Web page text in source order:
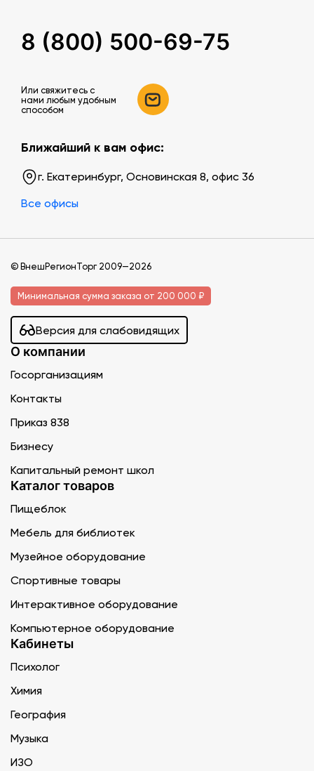
8 (800) 500-69-75
Или свяжитесь c
нами любым удобным
способом
Ближайший к вам офис:
г. Екатеринбург, Основинская 8, офис 36
Все офисы
© ВнешРегионТорг 2009—2026
Минимальная сумма заказа от 200 000 ₽
Версия для слабовидящих
О компании
Госорганизациям
Контакты
Приказ 838
Бизнесу
Капитальный ремонт школ
Каталог товаров
Пищеблок
Мебель для библиотек
Музейное оборудование
Спортивные товары
Интерактивное оборудование
Компьютерное оборудование
Кабинеты
Психолог
Химия
География
Музыка
ИЗО